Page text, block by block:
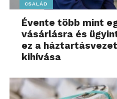
CSALÁD
Évente több mint
vásárlásra és
ez a
kihívása